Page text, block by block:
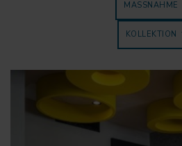
MASSNAHME
KOLLEKTION